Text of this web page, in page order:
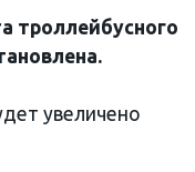
троллейбусного
увеличено